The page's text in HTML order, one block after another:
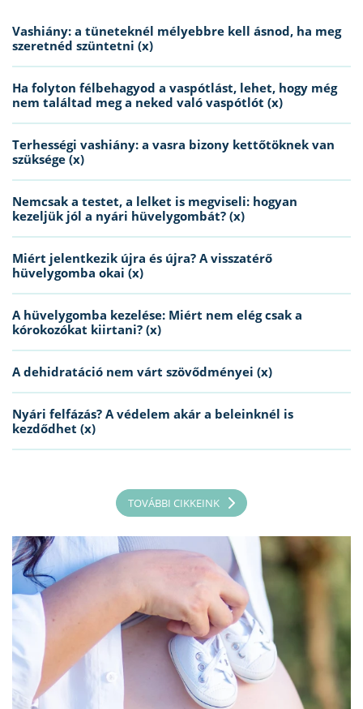
Vashiány: a tüneteknél mélyebbre kell ásnod, ha meg
szeretnéd szüntetni (x)
Ha folyton félbehagyod a vaspótlást, lehet, hogy még
nem találtad meg a neked való vaspótlót (x)
Terhességi vashiány: a vasra bizony kettőtöknek van
szüksége (x)
Nemcsak a testet, a lelket is megviseli: hogyan
kezeljük jól a nyári hüvelygombát? (x)
Miért jelentkezik újra és újra? A visszatérő
hüvelygomba okai (x)
A hüvelygomba kezelése: Miért nem elég csak a
kórokozókat kiirtani? (x)
A dehidratáció nem várt szövődményei (x)
Nyári felfázás? A védelem akár a beleinknél is
kezdődhet (x)
TOVÁBBI CIKKEINK